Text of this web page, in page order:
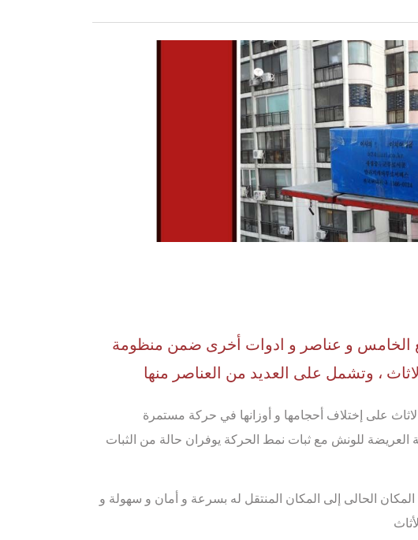
الخامس و عناصر و ادوات أخرى ضمن منظومة
، وتشمل على العديد من العناصر منها
على إختلاف أحجامها و أوزانها في حركة مستمرة
العريضة للونش مع ثبات نمط الحركة يوفران حالة من الثبات
الحالى إلى المكان المنتقل له بسرعة و أمان و سهولة و